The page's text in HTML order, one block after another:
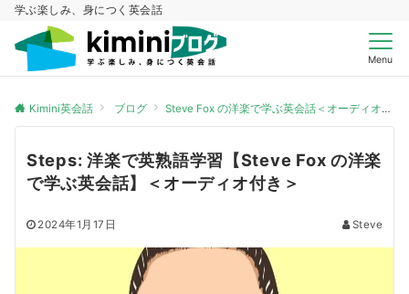
学ぶ楽しみ、身につく英会話
Menu
Kimini英会話 ブログ Steve Fox の洋楽で学ぶ英会話＜オーディオ付き＞
Steps: 洋楽で英熟語学習【Steve Fox の洋楽
で学ぶ英会話】＜オーディオ付き＞
2024年1月17日 Steve